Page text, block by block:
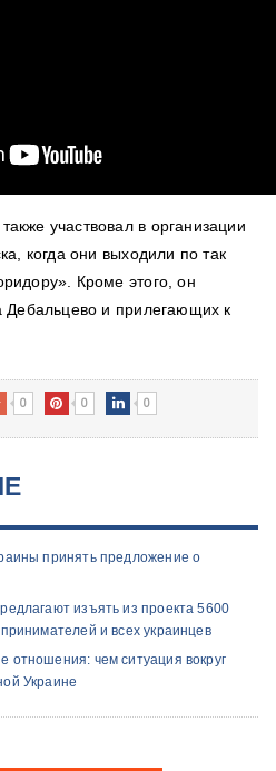
участвовал в организации
когда они выходили по так
Кроме этого, он
Дебальцево и прилегающих к
0 0 0
принять предложение о
изъять из проекта 5600
и всех украинцев
отношения: чем ситуация вокруг
Украине